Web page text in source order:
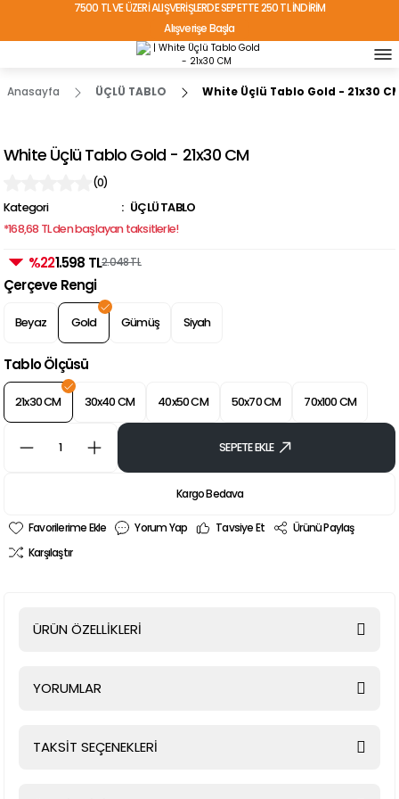
7500 TL VE ÜZERİ ALIŞVERİŞLERDE SEPETTE 250 TL İNDİRİM
Alışverişe Başla
TÜRKİYE'NİN HER YERİNE ÜCRETSİZ KARGO!
Anasayfa ÜÇLÜ TABLO White Üçlü Tablo Gold - 21x30
White Üçlü Tablo Gold - 21x30 CM
(0)
Kategori
ÜÇLÜ TABLO
*168,68 TL den başlayan taksitlerle!
%221.598 TL2.048 TL
Çerçeve Rengi
Beyaz Gold Gümüş Siyah
Tablo Ölçüsü
21x30 CM 30x40 CM 40x50 CM 50x70 CM 70x100 CM
SEPETE EKLE
Kargo Bedava
Yorum Yap Tavsiye Et
Ürünü Paylaş
Karşılaştır
ÜRÜN ÖZELLİKLERİ
YORUMLAR
TAKSİT SEÇENEKLERİ